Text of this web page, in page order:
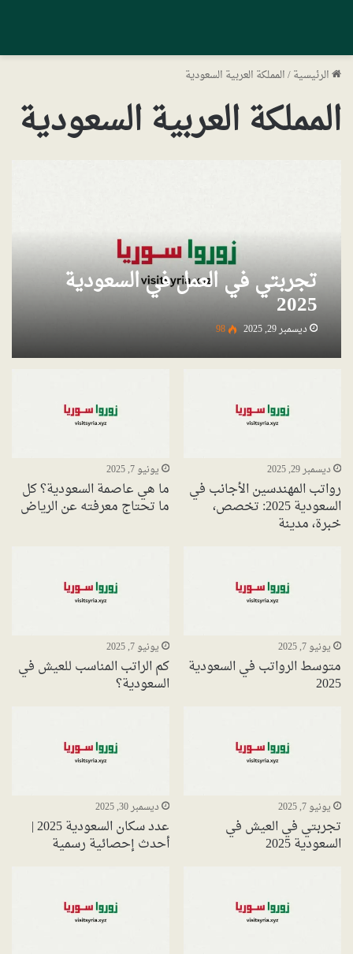
الرئيسية/المملكة العربية السعودية
المملكة العربية السعودية
تجربتي في العمل في السعودية
2025
ديسمبر 29, 2025 98
ديسمبر 29, 2025
رواتب المهندسين الأجانب في
السعودية 2025: تخصص،
خبرة، مدينة
يونيو 7, 2025
ما هي عاصمة السعودية؟ كل
ما تحتاج معرفته عن الرياض
يونيو 7, 2025
متوسط الرواتب في السعودية
2025
يونيو 7, 2025
كم الراتب المناسب للعيش في
السعودية؟
يونيو 7, 2025
تجربتي في العيش في
السعودية 2025
ديسمبر 30, 2025
عدد سكان السعودية 2025 |
أحدث إحصائية رسمية